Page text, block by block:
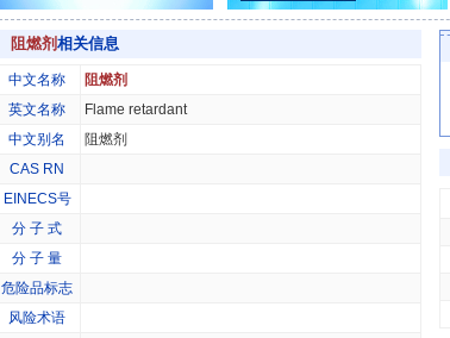
阻燃剂相关信息
中文名称
阻燃剂
英文名称
Flame retardant
中文别名
阻燃剂
CAS RN
EINECS号
分 子 式
分 子 量
危险品标志
风险术语